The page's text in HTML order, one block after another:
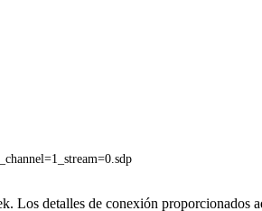
detalles de conexión proporcionados